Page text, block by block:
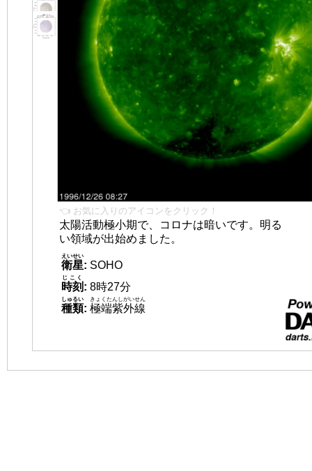
👈 お気に入りのアイコンをクリック！
太陽活動極小期で、コロナは暗いです。明る
い領域が出始めました。
衛星
えいせい
: SOHO
時刻
じこく
: 8時27分
種類
しゅるい
: 極端紫外線
きょくたんしがいせん